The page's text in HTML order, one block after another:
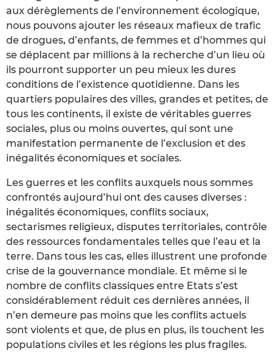
aux dérèglements de l’environnement écologique,
nous pouvons ajouter les réseaux mafieux de trafic
de drogues, d’enfants, de femmes et d’hommes qui
se déplacent par millions à la recherche d’un lieu où
ils pourront supporter un peu mieux les dures
conditions de l’existence quotidienne. Dans les
quartiers populaires des villes, grandes et petites, de
tous les continents, il existe de véritables guerres
sociales, plus ou moins ouvertes, qui sont une
manifestation permanente de l’exclusion et des
inégalités économiques et sociales.
Les guerres et les conflits auxquels nous sommes
confrontés aujourd’hui ont des causes diverses :
inégalités économiques, conflits sociaux,
sectarismes religieux, disputes territoriales, contrôle
des ressources fondamentales telles que l’eau et la
terre. Dans tous les cas, elles illustrent une profonde
crise de la gouvernance mondiale. Et même si le
nombre de conflits classiques entre Etats s’est
considérablement réduit ces dernières années, il
n’en demeure pas moins que les conflits actuels
sont violents et que, de plus en plus, ils touchent les
populations civiles et les régions les plus fragiles.